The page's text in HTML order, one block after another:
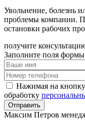
Увольнение, болезнь
проблемы компании.
остановки рабочих
получите
Заполните поля
Нажимая на кнопку
обработку
Отправить
Максим Петров